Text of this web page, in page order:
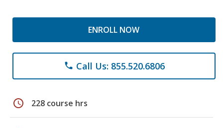
ENROLL NOW
phone Call Us: 855.520.6806
schedule 228 course hrs